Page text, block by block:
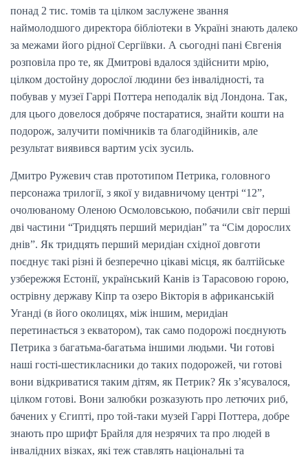
понад 2 тис. томів та цілком заслужене звання
наймолодшого директора бібліотеки в Україні знають далеко
за межами його рідної Сергіївки. А сьогодні пані Євгенія
розповіла про те, як Дмитрові вдалося здійснити мрію,
цілком достойну дорослої людини без інвалідності, та
побував у музеї Гаррі Поттера неподалік від Лондона. Так,
для цього довелося добряче постаратися, знайти кошти на
подорож, залучити помічників та благодійників, але
результат виявився вартим усіх зусиль.
Дмитро Ружевич став прототипом Петрика, головного
персонажа трилогії, з якої у видавничому центрі “12”,
очолюваному Оленою Осмоловською, побачили світ перші
дві частини “Тридцять перший меридіан” та “Сім дорослих
днів”. Як тридцять перший меридіан східної довготи
поєднує такі різні й безперечно цікаві місця, як балтійське
узбережжя Естонії, український Канів із Тарасовою горою,
острівну державу Кіпр та озеро Вікторія в африканській
Уганді (в його околицях, між іншим, меридіан
перетинається з екватором), так само подорожі поєднують
Петрика з багатьма-багатьма іншими людьми. Чи готові
наші гості-шестикласники до таких подорожей, чи готові
вони відкриватися таким дітям, як Петрик? Як з’ясувалося,
цілком готові. Вони залюбки розказують про летючих риб,
бачених у Єгипті, про той-таки музей Гаррі Поттера, добре
знають про шрифт Брайля для незрячих та про людей в
інвалідних візках, які теж ставлять національні та